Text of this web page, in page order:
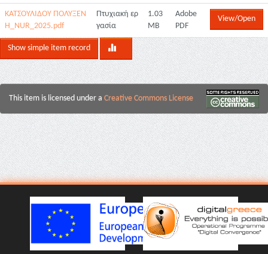
ΚΑΤΣΟΥΛΙΔΟΥ ΠΟΛΥΞΕΝ
Η_ΝUR_2025.pdf
Πτυχιακή ερ
γασία
1.03
MB
Adobe
PDF
View/Open
Show simple item record
This item is licensed under a Creative Commons License